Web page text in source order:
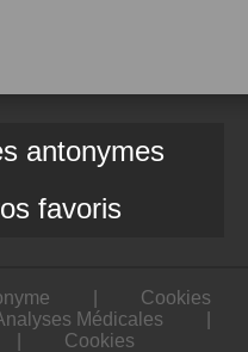
antonymes
favoris
Cookies
Médicales
Cookies